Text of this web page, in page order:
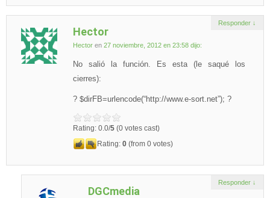
Hector
Hector en 27 noviembre, 2012 en 23:58 dijo:
No salió la función. Es esta (le saqué los
cierres):
? $dirFB=urlencode(“http://www.e-sort.net”); ?
Rating: 0.0/5 (0 votes cast)
Rating: 0 (from 0 votes)
Responder ↓
DGCmedia
Responder ↓